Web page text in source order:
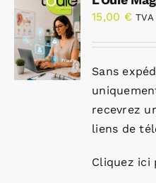
15,00 €
Sans
recevrez
liens de
Cliquez ici